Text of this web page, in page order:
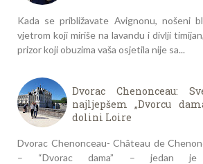
Kada se približavate Avignonu, nošeni
vjetrom koji miriše na lavandu i divlji
prizor koji obuzima vaša osjetila nije sa...
Dvorac Chenonceau:
najljepšem „Dvorcu
dolini Loire
Dvorac Chenonceau- Château de
– “Dvorac dama” – jedan